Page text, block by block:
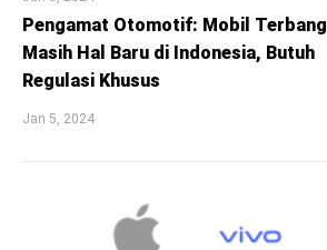
Pengamat Otomotif: Mobil Terbang
Masih Hal Baru di Indonesia, Butuh
Regulasi Khusus
Jan 5, 2024